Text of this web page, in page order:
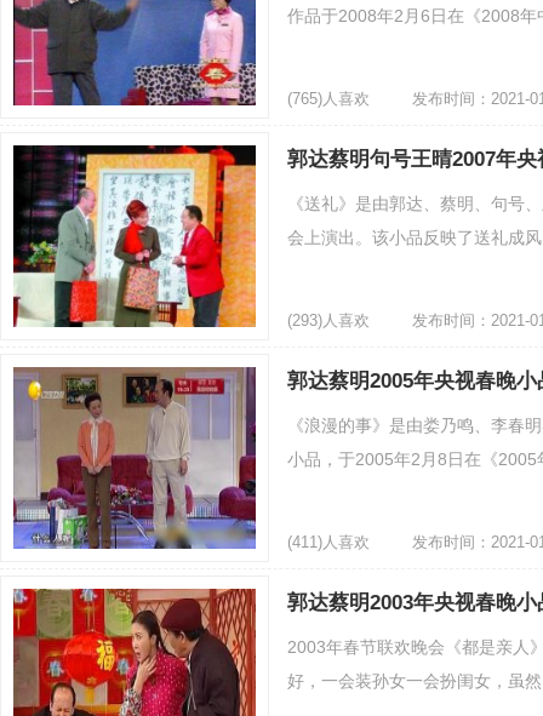
作品于2008年2月6日在《2008
(765)人喜欢 发布时间：2021-
郭达蔡明句号王晴2007年
《送礼》是由郭达、蔡明、句号
会上演出。该小品反映了送礼成
(293)人喜欢 发布时间：2021-
郭达蔡明2005年央视春晚
《浪漫的事》是由娄乃鸣、李春
小品，于2005年2月8日在《
(411)人喜欢 发布时间：2021-
郭达蔡明2003年央视春晚
2003年春节联欢晚会《都是亲人
好，一会装孙女一会扮闺女，虽